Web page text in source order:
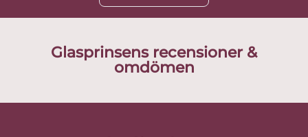
Glasprinsens recensioner &
omdömen